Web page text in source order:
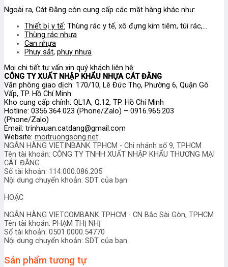
Ngoài ra, Cát Đằng còn cung cấp các mặt hàng khác như:
Thiết bị y tế: Thùng rác y tế, xô đựng kim tiêm, túi rác,…
Thùng rác nhựa
Can nhựa
Phuy sắt, phuy nhựa
Mọi chi tiết tư vấn xin quý khách liên hệ:
CÔNG TY XUẤT NHẬP KHẨU NHỰA CÁT ĐẰNG
Văn phòng giao dịch: 170/10, Lê Đức Thọ, Phường 6, Quận Gò
Vấp, TP. Hồ Chí Minh
Kho cung cấp chính: QL1A, Q.12, TP. Hồ Chí Minh
Hotline: 0356.364.023 (Phone/Zalo) – 0916.965.203
(Phone/Zalo)
Email: trinhxuan.catdang@gmail.com
Website: moitruongsong.net
NGÂN HÀNG VIETINBANK TPHCM - Chi nhánh số 9, TPHCM
Tên tài khoản: CÔNG TY TNHH XUẤT NHẬP KHẨU THƯƠNG MẠI
CÁT ĐẰNG
Số tài khoản: 114.000.086.205
Nội dung chuyển khoản: SDT của bạn
HOẶC
NGÂN HÀNG VIETCOMBANK TPHCM - CN Bắc Sài Gòn, TPHCM
Tên tài khoản: PHẠM THỊ NHỊ
Số tài khoản: 0501.0000.54770
Nội dung chuyển khoản: SDT của bạn
Sản phẩm tương tự